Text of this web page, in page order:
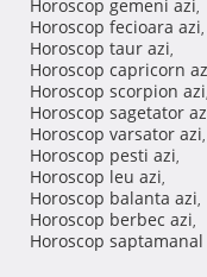
Horoscop gemeni azi,
Horoscop fecioara azi,
Horoscop taur azi,
Horoscop capricorn
Horoscop scorpion azi,
Horoscop sagetator
Horoscop varsator azi,
Horoscop pesti azi,
Horoscop leu azi,
Horoscop balanta azi,
Horoscop berbec azi,
Horoscop saptamanal